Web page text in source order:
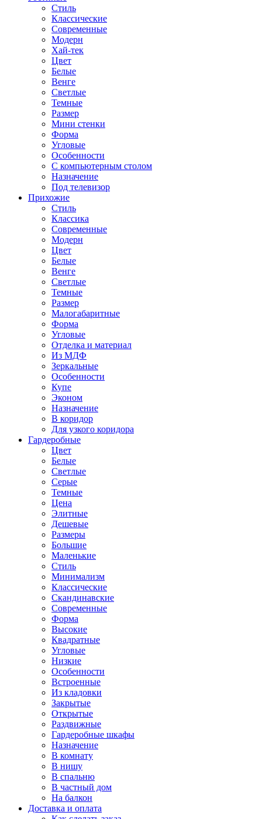
Стиль
Классические
Современные
Модерн
Хай-тек
Цвет
Белые
Венге
Светлые
Темные
Размер
Мини стенки
Форма
Угловые
Особенности
С компьютерным столом
Назначение
Под телевизор
Прихожие
Стиль
Классика
Современные
Модерн
Цвет
Белые
Венге
Светлые
Темные
Размер
Малогабаритные
Форма
Угловые
Отделка и материал
Из МДФ
Зеркальные
Особенности
Купе
Эконом
Назначение
В коридор
Для узкого коридора
Гардеробные
Цвет
Белые
Светлые
Серые
Темные
Цена
Элитные
Дешевые
Размеры
Большие
Маленькие
Стиль
Минимализм
Классические
Скандинавские
Современные
Форма
Высокие
Квадратные
Угловые
Низкие
Особенности
Встроенные
Из кладовки
Закрытые
Открытые
Раздвижные
Гардеробные шкафы
Назначение
В комнату
В нишу
В спальню
В частный дом
На балкон
Доставка и оплата